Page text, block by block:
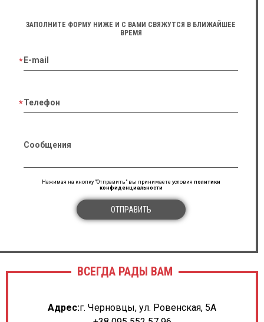
ЗАПОЛНИТЕ ФОРМУ НИЖЕ И С ВАМИ СВЯЖУТСЯ В БЛИЖАЙШЕЕ
ВРЕМЯ
E-mail
Телефон
Сообщения
Нажимая на кнопку "Отправить" вы принимаете условия политики
конфиденциальности
ОТПРАВИТЬ
ВСЕГДА РАДЫ ВАМ
Адрес:г. Черновцы, ул. Ровенская, 5А